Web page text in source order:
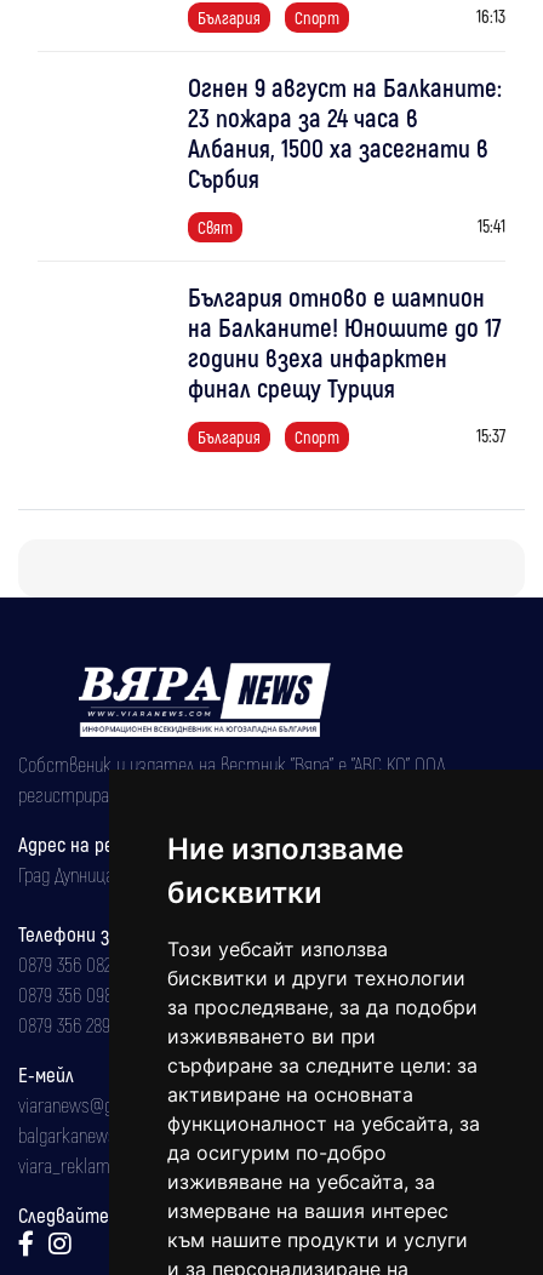
Ние използваме
бисквитки
Този уебсайт използва
бисквитки и други технологии
за проследяване, за да подобри
изживяването ви при
сърфиране за следните цели: за
активиране на основната
функционалност на уебсайта, за
да осигурим по-добро
изживяване на уебсайта, за
измерване на вашия интерес
към нашите продукти и услуги
и за персонализиране на
България Спорт 16:13
Огнен 9 август на Балканите:
23 пожара за 24 часа в
Албания, 1500 ха засегнати в
Сърбия
Свят 15:41
България отново е шампион
на Балканите! Юношите до 17
години взеха инфарктен
финал срещу Турция
България Спорт 15:37
Собственик и издател на вестник "Вяра" е "АВС КО" ООД,
регистрирана на 08.05.2002 година.
Адрес на редакцията
Град Дупница, ул.''Христо Ботев" 43
Телефони за реклама и абонаменти
0879 356 082
0879 356 098
0879 356 289
Е-мейл
viaranews@gmail.com
balgarkanews@gmail.com
viara_reklama@mail.bg
Следвайте ни: